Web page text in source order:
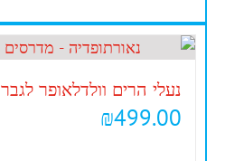
נעלי הרים וולדלאופר לגבר
₪499.00